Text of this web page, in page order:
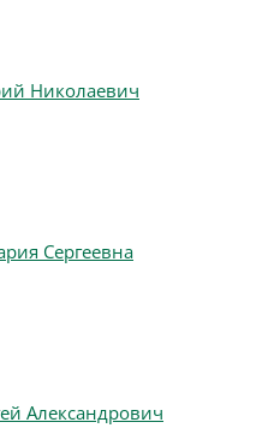
Николаевич
Сергеевна
Александрович